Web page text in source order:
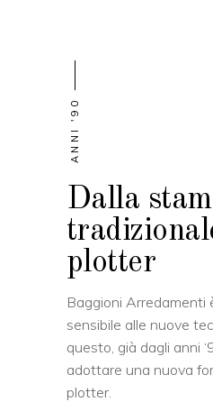
ANNI '90
Dalla
plotter
Baggioni Arredamenti
sensibile alle nuove
questo, già dagli anni
adottare una nuova
plotter.